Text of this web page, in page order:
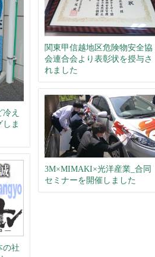
え
しま
関東甲信越地区危険物安全協
会連合会より表彰状を授与さ
れました
3M×MIMAKI×光洋産業_合同
セミナーを開催しました
の社